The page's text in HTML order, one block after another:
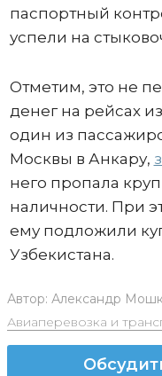
паспортный
успели на
Отметим, это не
денег на рейсах
один из
Москвы в Анкару,
него пропала
наличности. При
ему подложили
Узбекистана.
Автор: Александр
Авиаперевозка и